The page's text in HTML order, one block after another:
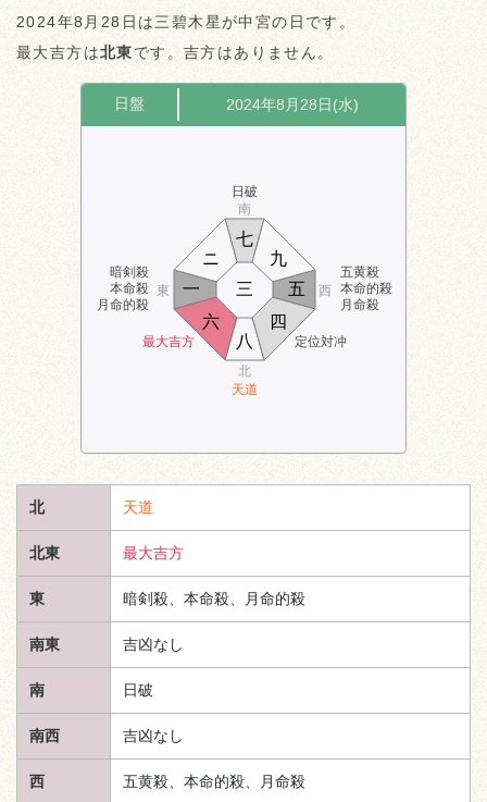
2024年8月28日は三碧木星が中宮の日です。
最大吉方は北東です。吉方はありません。
日盤 2024年8月28日(水)
日破
暗剣殺
本命殺
月命的殺
五黄殺
本命的殺
月命殺
最大吉方
天道
定位対冲
南
北
東 西
八
九
一
ニ
三
四
五
六
七
北 天道
北東 最大吉方
東 暗剣殺、本命殺、月命的殺
南東 吉凶なし
南 日破
南西 吉凶なし
西 五黄殺、本命的殺、月命殺